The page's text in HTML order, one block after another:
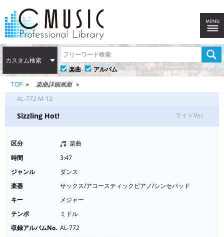
カスタム検索
楽曲
アルバム
TOP
楽曲詳細画面
AL-772 M-12
Sizzling Hot! ライトVer.
区分
楽曲
時間
3:47
ジャンル
ダンス
楽器
サックス/アコースティックピアノ/シンセパッド
キー
メジャー
テンポ
ミドル
収録アルバムNo. AL-772